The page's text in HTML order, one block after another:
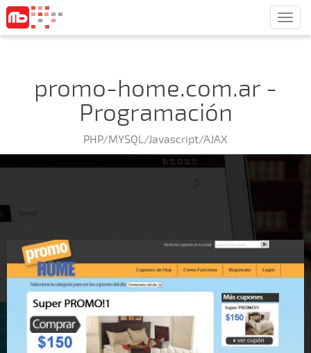
promo-home.com.ar -
Programación
PHP/MYSQL/Javascript/AJAX